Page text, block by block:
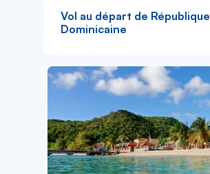
Vol au départ de République
Dominicaine